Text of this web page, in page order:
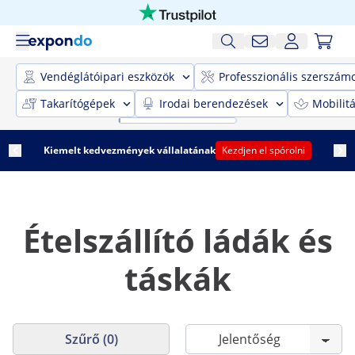
Vendéglátóipari eszközök
Professzionális
Takarítógépek
Irodai berendezések
Kiemelt kedvezmények vállalatának Kezdjen el spórolni
Ételszállító ládák és
táskák
Szűrő (0)